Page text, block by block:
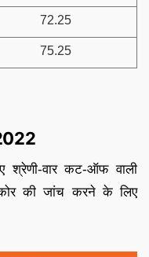
72.25
75.25
श्रेणी-वार कट-ऑफ वाली
की जांच करने के लिए